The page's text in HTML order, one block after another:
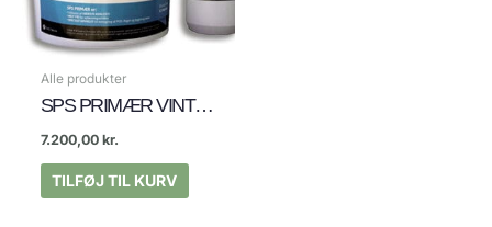
Alle produkter
SPS PRIMÆR VINTER 4 KG (Ca. 18m2) Kræver ikke epoxy kursus
7.200,00 kr.
TILFØJ TIL KURV